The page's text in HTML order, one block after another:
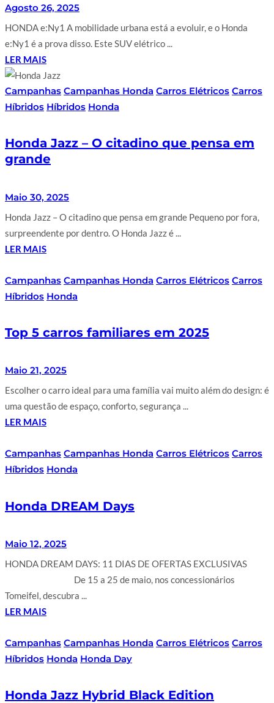
Agosto 26, 2025
HONDA e:Ny1 A mobilidade urbana está a evoluir, e o Honda
e:Ny1 é a prova disso. Este SUV elétrico ...
LER MAIS
Campanhas Campanhas Honda Carros Elétricos Carros
Híbridos Híbridos Honda
Honda Jazz – O citadino que pensa em
grande
Maio 30, 2025
Honda Jazz – O citadino que pensa em grande Pequeno por fora,
surpreendente por dentro. O Honda Jazz é ...
LER MAIS
Campanhas Campanhas Honda Carros Elétricos Carros
Híbridos Honda
Top 5 carros familiares em 2025
Maio 21, 2025
Escolher o carro ideal para uma família vai muito além do design: é
uma questão de espaço, conforto, segurança ...
LER MAIS
Campanhas Campanhas Honda Carros Elétricos Carros
Híbridos Honda
Honda DREAM Days
Maio 12, 2025
HONDA DREAM DAYS: 11 DIAS DE OFERTAS EXCLUSIVAS
⠀⠀⠀⠀⠀⠀⠀⠀⠀⠀ De 15 a 25 de maio, nos concessionários
Tomeifel, descubra ...
LER MAIS
Campanhas Campanhas Honda Carros Elétricos Carros
Híbridos Honda Honda Day
Honda Jazz Hybrid Black Edition